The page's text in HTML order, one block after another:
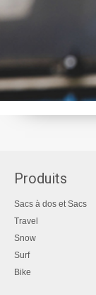
Produits
Sacs à dos et Sacs
Travel
Snow
Surf
Bike